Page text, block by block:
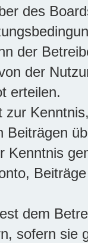
des
der
der
erteilen.
zur
Beiträgen
Kenntnis
dem
sofern sie